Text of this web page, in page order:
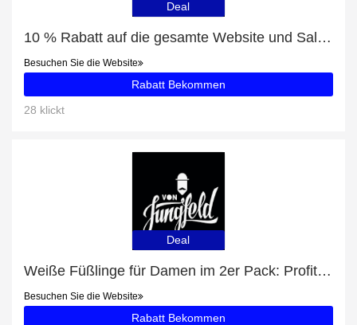
Deal
10 % Rabatt auf die gesamte Website und Salinas mit 24% Rabatt
Besuchen Sie die Website
Rabatt Bekommen
28 klickt
Deal
Weiße Füßlinge für Damen im 2er Pack: Profitieren Sie von 36% Rabatt auf Ihren Einkauf
Besuchen Sie die Website
Rabatt Bekommen